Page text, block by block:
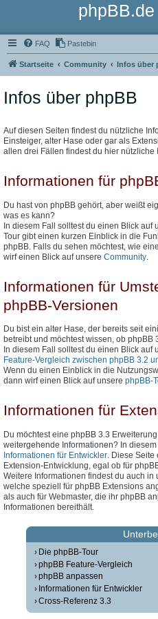
phpBB.de
FAQ Pastebin
Startseite Community Infos über
Infos über phpBB
Auf diesen Seiten findest du nützliche
Einsteiger, alter Hase oder gar als
allen drei Fällen findest du hier nützliche
Informationen für
Du hast von phpBB gehört, aber weißt
was es kann?
In diesem Fall solltest du einen Blick auf
Tour gibt einen kurzen Einblick in die
phpBB. Falls du sehen möchtest, wie
wirf einen Blick auf unsere Community
Informationen für
phpBB-Versionen
Du bist ein alter Hase, der bereits seit
betreibt und möchtest wissen, ob phpBB
In diesem Fall solltest du einen Blick auf
Feature-Vergleich zwischen phpBB 3.2
Wenn du einen Einblick in die
dann wirf einen Blick auf unsere phpBB-
Informationen für
Du möchtest eine phpBB 3.3
weitergehende Informationen? In
Informationen für Entwickler . Diese
Extension-Entwicklung, egal ob für
Weitere Informationen findest du auch in
welche speziell für phpBB Extensions
als auch für Webmaster, die ihr phpBB
Informationen bereithält.
Die phpBB-Tour
phpBB Feature-Vergleich
phpBB anpassen
Informationen für Entwickler
Cross-Referenz 3.3